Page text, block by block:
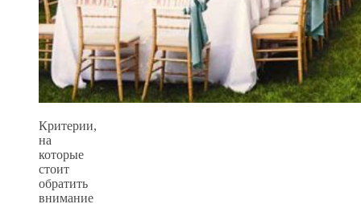
Критерии,
на
которые
стоит
обратить
внимание